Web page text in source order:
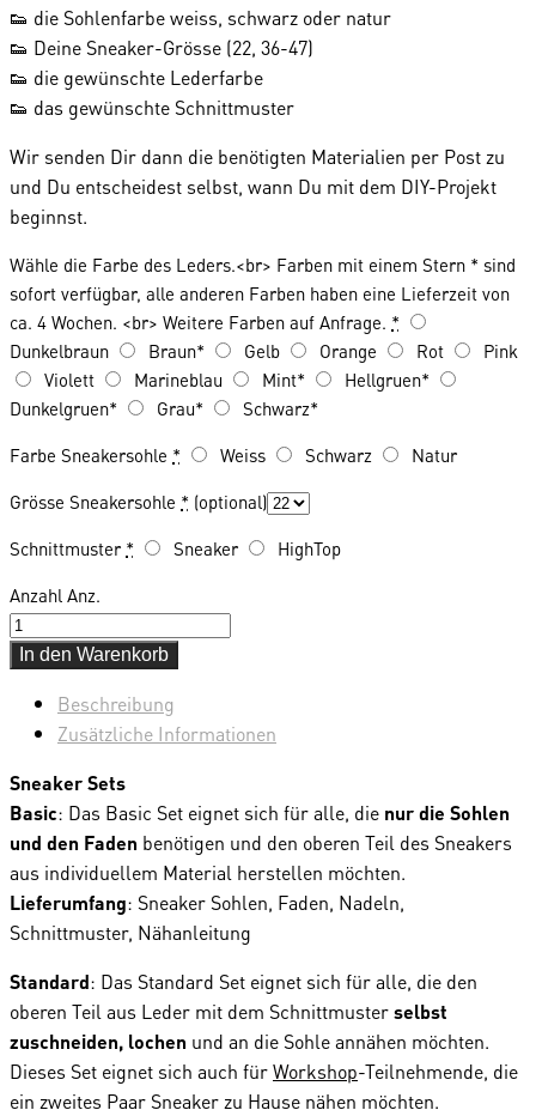
👟 die Sohlenfarbe weiss, schwarz oder natur
👟 Deine Sneaker-Grösse (22, 36-47)
👟 die gewünschte Lederfarbe
👟 das gewünschte Schnittmuster
Wir senden Dir dann die benötigten Materialien per Post zu
und Du entscheidest selbst, wann Du mit dem DIY-Projekt
beginnst.
Wähle die Farbe des Leders.<br> Farben mit einem Stern * sind
sofort verfügbar, alle anderen Farben haben eine Lieferzeit von
ca. 4 Wochen. <br> Weitere Farben auf Anfrage. *
Dunkelbraun
Braun* Gelb Orange Rot
Pink
Violett
Marineblau Mint*
Hellgruen*
Dunkelgruen*
Grau*
Schwarz*
Farbe Sneakersohle * Weiss Schwarz
Natur
Grösse Sneakersohle * (optional)
Schnittmuster * Sneaker
HighTop
AnzahlAnz.
In den Warenkorb
Beschreibung
Zusätzliche Informationen
Sneaker Sets
Basic: Das Basic Set eignet sich für alle, die nur die Sohlen
und den Faden benötigen und den oberen Teil des Sneakers
aus individuellem Material herstellen möchten.
Lieferumfang: Sneaker Sohlen, Faden, Nadeln,
Schnittmuster, Nähanleitung
Standard: Das Standard Set eignet sich für alle, die den
oberen Teil aus Leder mit dem Schnittmusterselbst
zuschneiden, lochen und an die Sohle annähen möchten.
Dieses Set eignet sich auch fürWorkshop-Teilnehmende, die
ein zweites Paar Sneaker zu Hause nähen möchten.